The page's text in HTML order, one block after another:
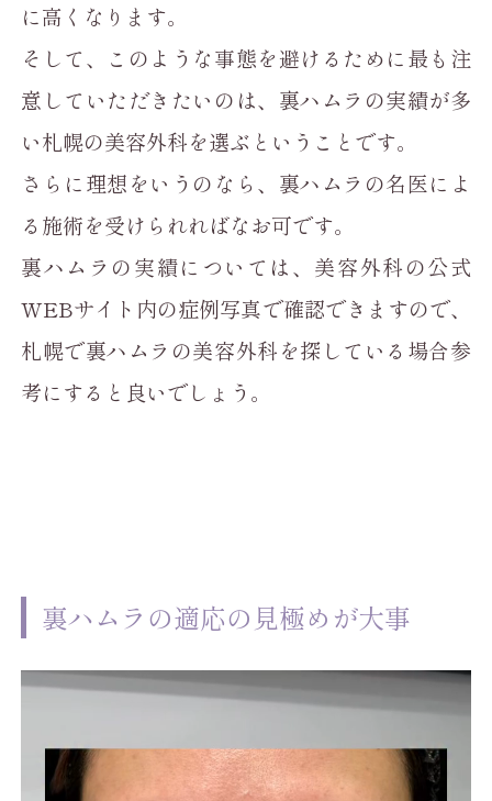
に高くなります。
そして、このような事態を避けるために最も注
意していただきたいのは、裏ハムラの実績が多
い札幌の美容外科を選ぶということです。
さらに理想をいうのなら、裏ハムラの名医によ
る施術を受けられればなお可です。
裏ハムラの実績については、美容外科の公式
WEBサイト内の症例写真で確認できますので、
札幌で裏ハムラの美容外科を探している場合参
考にすると良いでしょう。
裏ハムラの適応の見極めが大事